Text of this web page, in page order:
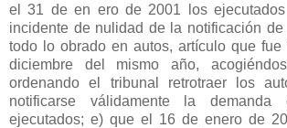
el 31 de en ero de 2001 los ejecutados
incidente de nulidad de la notificación
todo lo obrado en autos, artículo que
diciembre del mismo año,
ordenando el tribunal retrotraer los
notificarse válidamente la
ejecutados; e) que el 16 de enero de